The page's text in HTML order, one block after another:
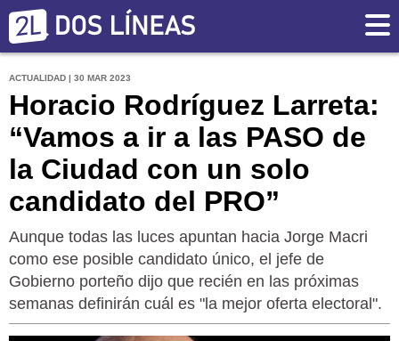
ACTUALIDAD | 30 MAR 2023
Horacio Rodríguez Larreta:
“Vamos a ir a las PASO de
la Ciudad con un solo
candidato del PRO”
Aunque todas las luces apuntan hacia Jorge Macri
como ese posible candidato único, el jefe de
Gobierno porteño dijo que recién en las próximas
semanas definirán cuál es "la mejor oferta electoral".